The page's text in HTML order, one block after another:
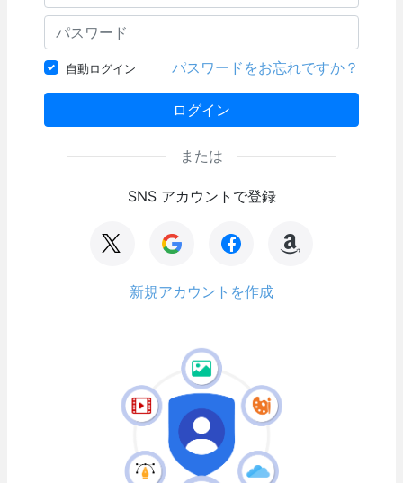
自動ログイン パスワードをお忘れですか？
ログイン
または
SNS アカウントで登録
新規アカウントを作成